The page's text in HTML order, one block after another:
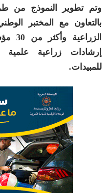
وتم تطوير النموذج من
بالتعاون مع المختبر
إرشادات زراعية علمية
للمبيدات.